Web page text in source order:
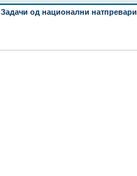
Задачи од национални натпревари